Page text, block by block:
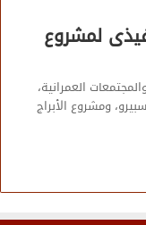
لمشروع
العمرانية،
ومشروع الأبراج